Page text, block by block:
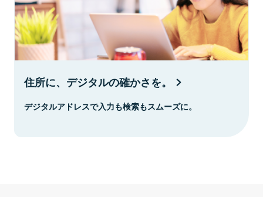
住所に、デジタルの確かさを。
デジタルアドレスで入力も検索もスムーズに。